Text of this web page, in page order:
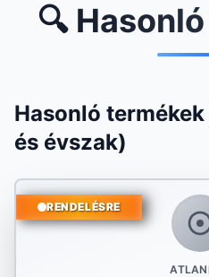
🔍
Hasonló
és évszak)
RENDELÉSRE